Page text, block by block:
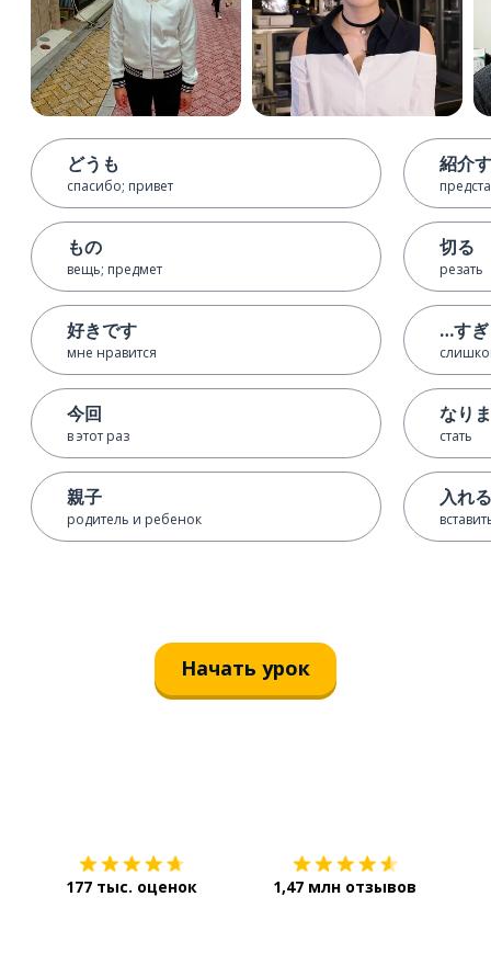
どうも
спасибо; привет
もの
вещь; предмет
好きです
мне нравится
今回
в этот раз
親子
родитель и ребенок
紹介
切る
резать
…す
なり
стать
入れる
Начать урок
177 тыс. оценок 1,47 млн отзывов